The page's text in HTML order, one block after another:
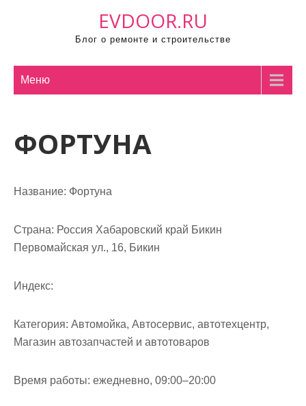
EVDOOR.RU
Блог о ремонте и строительстве
Меню
ФОРТУНА
Название: Фортуна
Страна: Россия Хабаровский край Бикин
Первомайская ул., 16, Бикин
Индекс:
Категория: Автомойка, Автосервис, автотехцентр,
Магазин автозапчастей и автотоваров
Время работы: ежедневно, 09:00–20:00